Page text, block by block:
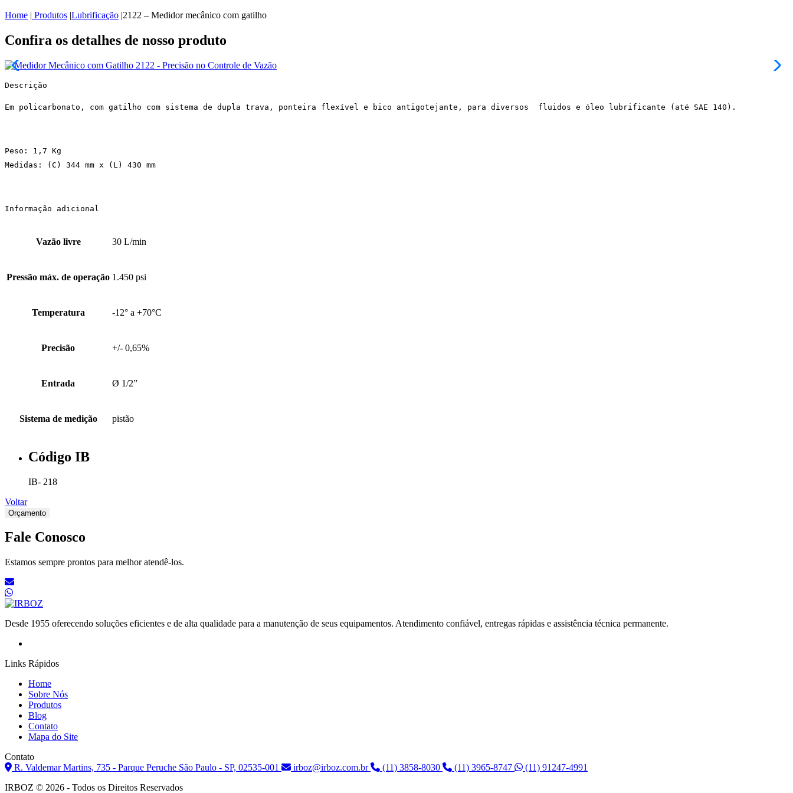
Home | Produtos |Lubrificação |2122 – Medidor mecânico com gatilho
Confira os detalhes de nosso produto
Descrição
Em policarbonato, com gatilho com sistema de dupla trava, ponteira flexível e bico antigotejante, para diversos  fluidos e óleo lubrificante (até SAE 140).
Peso: 1,7 Kg
Medidas: (C) 344 mm x (L) 430 mm
Informação adicional
Vazão livre 30 L/min
Pressão máx. de operação 1.450 psi
Temperatura -12° a +70°C
Precisão +/- 0,65%
Entrada Ø 1/2”
Sistema de medição pistão
Código IB
IB- 218
Voltar
Orçamento
Fale Conosco
Estamos sempre prontos para melhor atendê-los.
Desde 1955 oferecendo soluções eficientes e de alta qualidade para a manutenção de seus equipamentos. Atendimento confiável, entregas rápidas e assistência técnica permanente.
Links Rápidos
Home
Sobre Nós
Produtos
Blog
Contato
Mapa do Site
Contato
R. Valdemar Martins, 735 - Parque Peruche São Paulo - SP, 02535-001
irboz@irboz.com.br (11) 3858-8030 (11) 3965-8747
(11) 91247-4991
IRBOZ © 2026 - Todos os Direitos Reservados